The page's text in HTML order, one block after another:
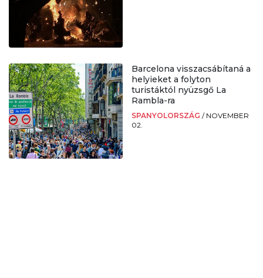
Barcelona visszacsábítaná a
helyieket a folyton
turistáktól nyüzsgő La
Rambla-ra
SPANYOLORSZÁG / NOVEMBER
02.